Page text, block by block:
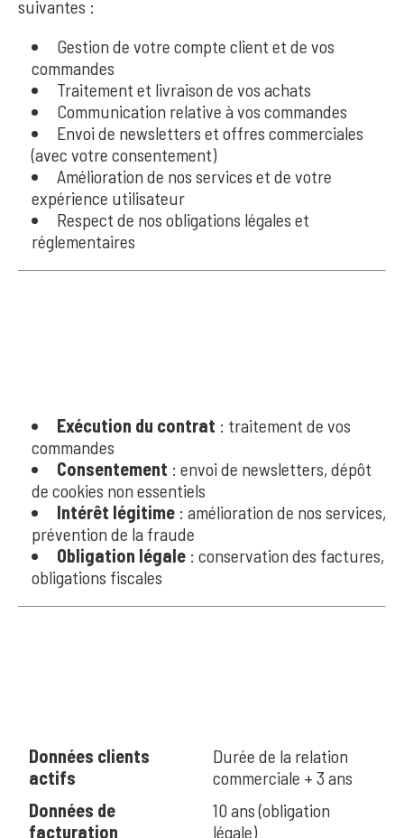
suivantes :
Gestion de votre compte client et de vos
commandes
Traitement et livraison de vos achats
Communication relative à vos commandes
Envoi de newsletters et offres commerciales
(avec votre consentement)
Amélioration de nos services et de votre
expérience utilisateur
Respect de nos obligations légales et
réglementaires
Exécution du contrat : traitement de vos
commandes
Consentement : envoi de newsletters, dépôt
de cookies non essentiels
Intérêt légitime : amélioration de nos services,
prévention de la fraude
Obligation légale : conservation des factures,
obligations fiscales
Données clients
actifs
Durée de la relation
commerciale + 3 ans
Données de
facturation
10 ans (obligation
légale)